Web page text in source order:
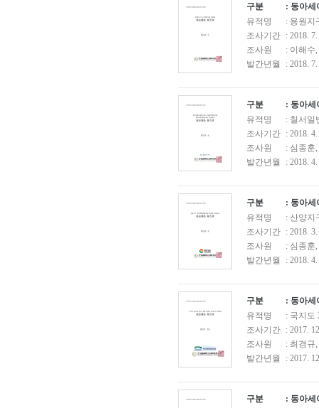
구분
: 동아세
유적명
: 용원지
조사기간 : 2018.
조사원
: 이해수
발간년월
: 2018. 7.
구분
: 동아세
유적명
: 칠서일
조사기간 : 2018.
조사원
: 심종훈
발간년월
: 2018. 4.
구분
: 동아세
유적명
: 산양지
조사기간 : 2018.
조사원
: 심종훈
발간년월
: 2018. 4.
구분
: 동아세
유적명
: 국지도
조사기간 : 2017.
조사원
: 최경규
발간년월
: 2017.
구분
: 동아세